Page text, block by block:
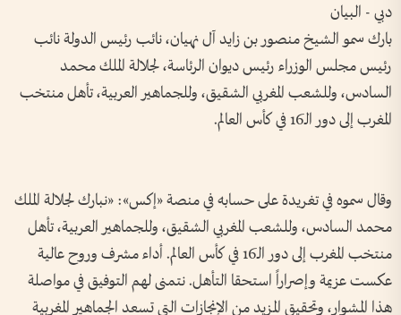
دبي - البيان
بارك سمو الشيخ منصور بن زايد آل نهيان، نائب رئيس الدولة نائب
رئيس مجلس الوزراء رئيس ديوان الرئاسة، لجلالة الملك محمد
السادس، وللشعب المغربي الشقيق، وللجماهير العربية، تأهل منتخب
المغرب إلى دور الـ16 في كأس العالم.
وقال سموه في تغريدة على حسابه في منصة «إكس»: «نبارك لجلالة الملك
محمد السادس، وللشعب المغربي الشقيق، وللجماهير العربية، تأهل
منتخب المغرب إلى دور الـ16 في كأس العالم. أداء مشرف وروح عالية
عكست عزيمة وإصراراً استحقا التأهل. نتمنى لهم التوفيق في مواصلة
هذا المشوار، وتحقيق المزيد من الإنجازات التي تسعد الجماهير المغربية